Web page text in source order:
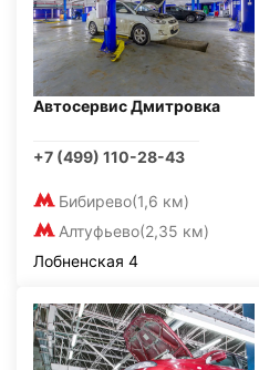
Автосервис Дмитровка
+7 (499) 110-28-43
Бибирево(1,6 км)
Алтуфьево(2,35 км)
Лобненская 4